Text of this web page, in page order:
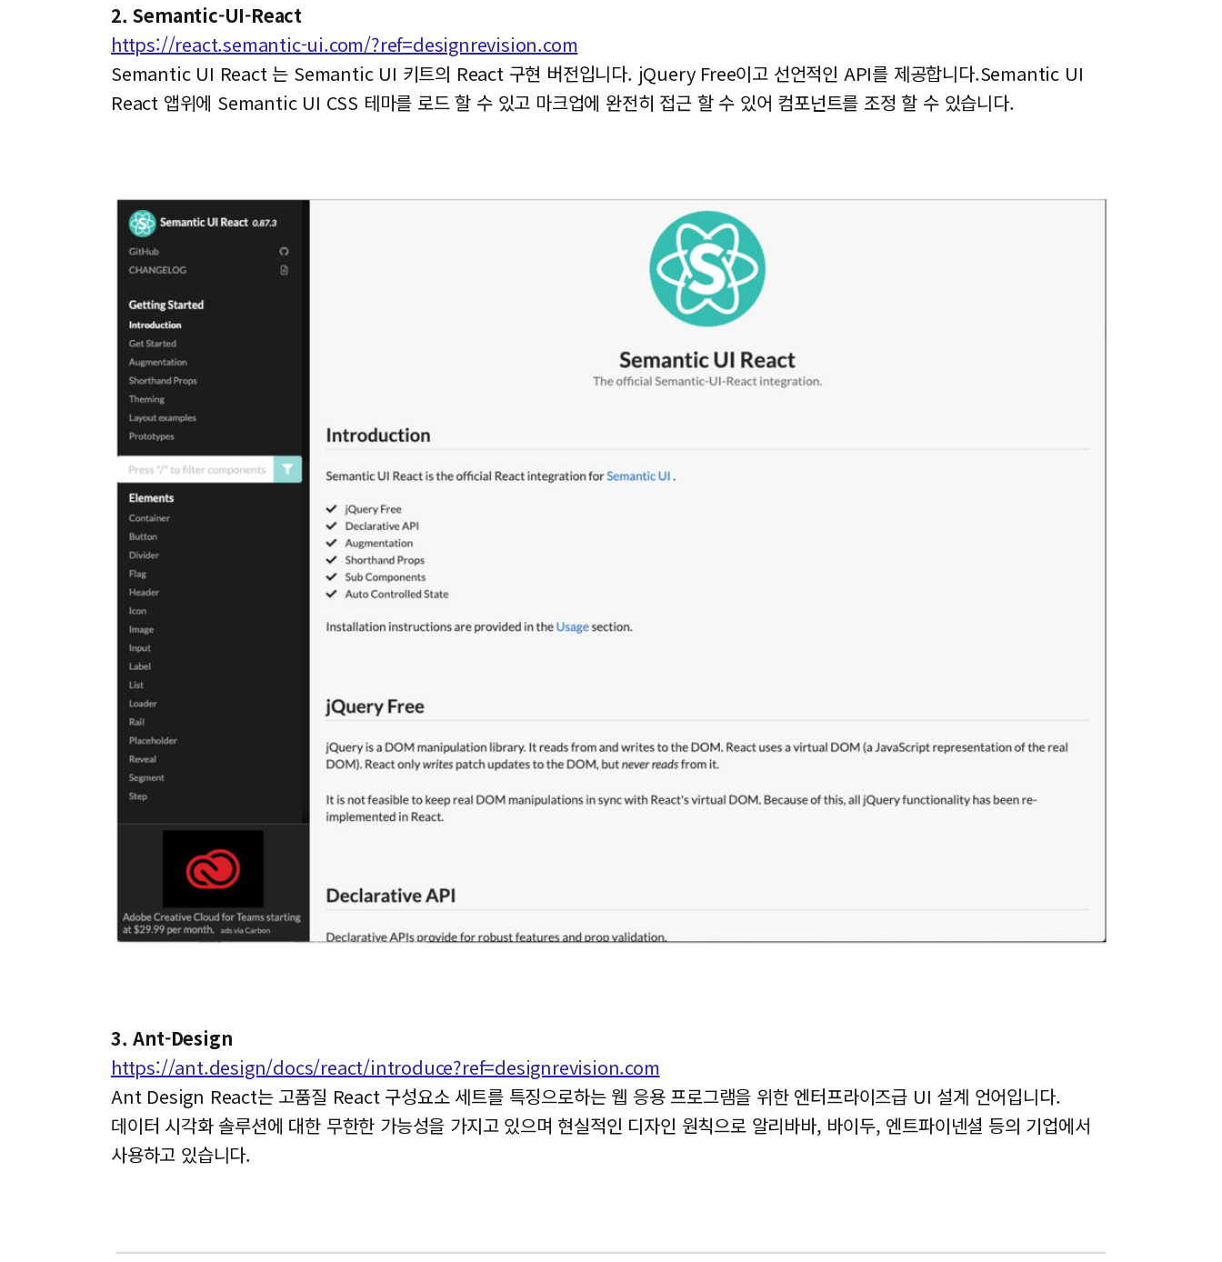
2. Semantic-UI-React
https://react.semantic-ui.com/?ref=designrevision.com
Semantic UI React 는 Semantic UI 키트의 React 구현 버전입니다. jQuery Free이고 선언적인 API를 제공합니다.Semantic UI
React 앱위에 Semantic UI CSS 테마를 로드 할 수 있고 마크업에 완전히 접근 할 수 있어 컴포넌트를 조정 할 수 있습니다.
3. Ant-Design
https://ant.design/docs/react/introduce?ref=designrevision.com
Ant Design React는 고품질 React 구성요소 세트를 특징으로하는 웹 응용 프로그램을 위한 엔터프라이즈급 UI 설계 언어입니다.
데이터 시각화 솔루션에 대한 무한한 가능성을 가지고 있으며 현실적인 디자인 원칙으로 알리바바, 바이두, 엔트파이넨셜 등의 기업에서
사용하고 있습니다.